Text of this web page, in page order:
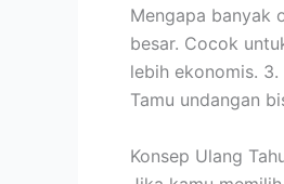
Mengapa banyak
besar. Cocok
lebih ekonomis.
Tamu undangan
Konsep Ulang